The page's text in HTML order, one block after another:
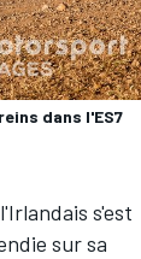
dans l'ES7
s'est
sur sa